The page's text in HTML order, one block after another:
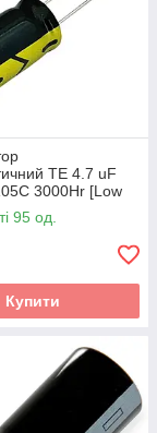
TE 4.7 uF
3000Hr [Low
95 од.
Купити